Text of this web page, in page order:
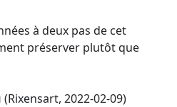
à deux pas de cet
préserver plutôt que
(Rixensart, 2022-02-09)